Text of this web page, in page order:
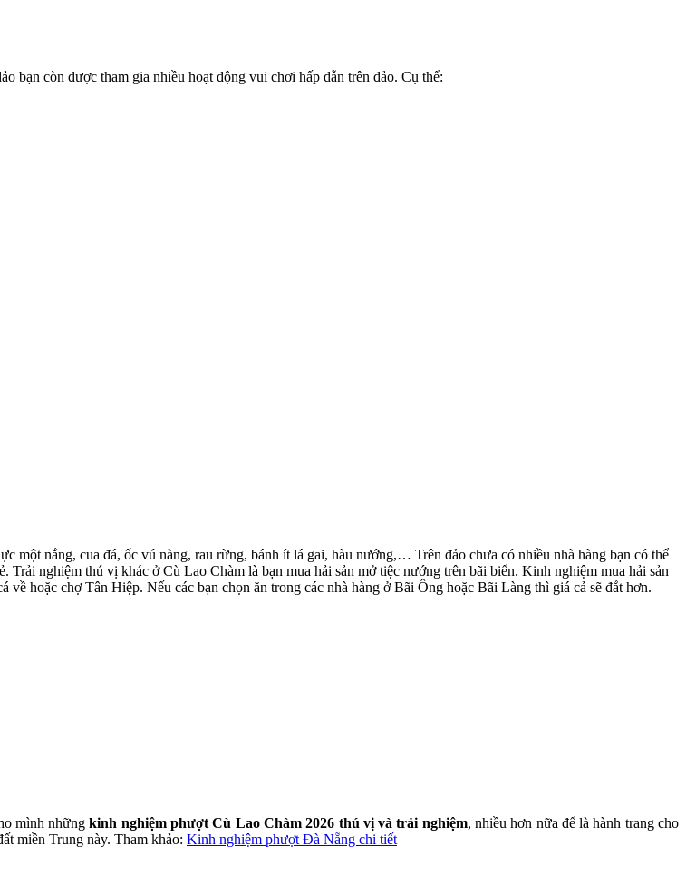
bạn còn được tham gia nhiều hoạt động vui chơi hấp dẫn trên đảo. Cụ thể:
một nắng, cua đá, ốc vú nàng, rau rừng, bánh ít lá gai, hàu nướng,… Trên đảo chưa có nhiều nhà hàng bạn có thể
Trải nghiệm thú vị khác ở Cù Lao Chàm là bạn mua hải sản mở tiệc nướng trên bãi biển. Kinh nghiệm mua hải sản
hoặc chợ Tân Hiệp. Nếu các bạn chọn ăn trong các nhà hàng ở Bãi Ông hoặc Bãi Làng thì giá cả sẽ đắt hơn.
mình nhữngkinh nghiệm phượt Cù Lao Chàm 2026 thú vị và trải nghiệm, nhiều hơn nữa để là hành trang cho
miền Trung này. Tham khảo: Kinh nghiệm phượt Đà Nẵng chi tiết